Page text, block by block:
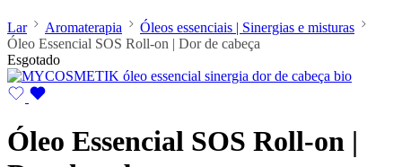
Lar Aromaterapia
Óleos essenciais | Sinergias e misturas
Óleo Essencial SOS Roll-on | Dor de cabeça
Esgotado
Óleo Essencial SOS Roll-on |